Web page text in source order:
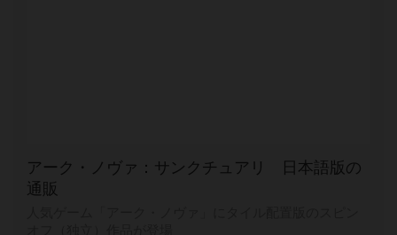
アーク・ノヴァ：サンクチュアリ 日本語版の
通販